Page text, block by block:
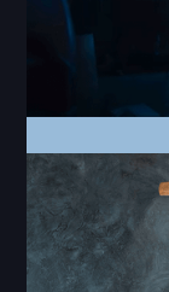
Music